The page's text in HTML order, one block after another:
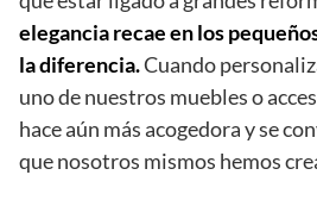
elegancia recae en los
la diferencia.Cuando
uno de nuestros muebles o
hace aún más acogedora y se
que nosotros mismos hemos